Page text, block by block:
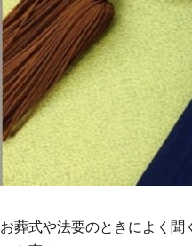
お葬式や法要のときによく聞